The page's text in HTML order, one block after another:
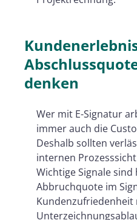
denken
Wer mit E-Signatur
immer auch die
Deshalb sollten
internen
Wichtige Signale
Abbruchquote im
Kundenzufriedenheit